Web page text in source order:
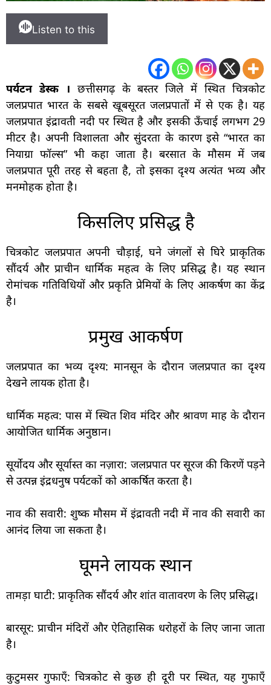
Listen to this
पर्यटन डेस्क । छत्तीसगढ़ के बस्तर जिले में स्थित चित्रकोट
जलप्रपात भारत के सबसे खूबसूरत जलप्रपातों में से एक है। यह
जलप्रपात इंद्रावती नदी पर स्थित है और इसकी ऊँचाई लगभग 29
मीटर है। अपनी विशालता और सुंदरता के कारण इसे “भारत का
नियाग्रा फॉल्स” भी कहा जाता है। बरसात के मौसम में जब
जलप्रपात पूरी तरह से बहता है, तो इसका दृश्य अत्यंत भव्य और
मनमोहक होता है।
किसलिए प्रसिद्ध है
चित्रकोट जलप्रपात अपनी चौड़ाई, घने जंगलों से घिरे प्राकृतिक
सौंदर्य और प्राचीन धार्मिक महत्व के लिए प्रसिद्ध है। यह स्थान
रोमांचक गतिविधियों और प्रकृति प्रेमियों के लिए आकर्षण का केंद्र
है।
प्रमुख आकर्षण
जलप्रपात का भव्य दृश्य: मानसून के दौरान जलप्रपात का दृश्य
देखने लायक होता है।
धार्मिक महत्व: पास में स्थित शिव मंदिर और श्रावण माह के दौरान
आयोजित धार्मिक अनुष्ठान।
सूर्योदय और सूर्यास्त का नज़ारा: जलप्रपात पर सूरज की किरणें पड़ने
से उत्पन्न इंद्रधनुष पर्यटकों को आकर्षित करता है।
नाव की सवारी: शुष्क मौसम में इंद्रावती नदी में नाव की सवारी का
आनंद लिया जा सकता है।
घूमने लायक स्थान
तामड़ा घाटी: प्राकृतिक सौंदर्य और शांत वातावरण के लिए प्रसिद्ध।
बारसूर: प्राचीन मंदिरों और ऐतिहासिक धरोहरों के लिए जाना जाता
है।
कुटुमसर गुफाएँ: चित्रकोट से कुछ ही दूरी पर स्थित, यह गुफाएँ